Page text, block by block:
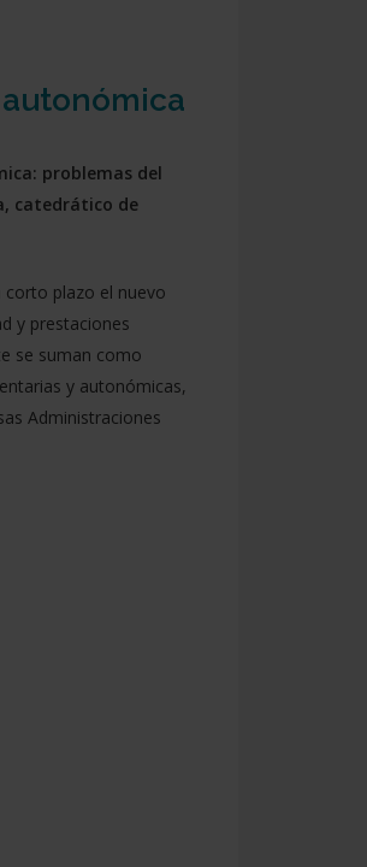
problemas del
catedrático de
corto plazo el nuevo
y prestaciones
se suman como
y autonómicas,
Administraciones